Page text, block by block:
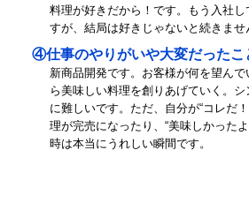
料理が好きだから！です。もう入社し
すが、結局は好きじゃないと続きませ
④仕事のやりがいや大変だったこ
新商品開発です。お客様が何を望ん
ら美味しい料理を創りあげていく。
に難しいです。ただ、自分が“コレだ
理が完売になったり、“美味しかった
時は本当にうれしい瞬間です。